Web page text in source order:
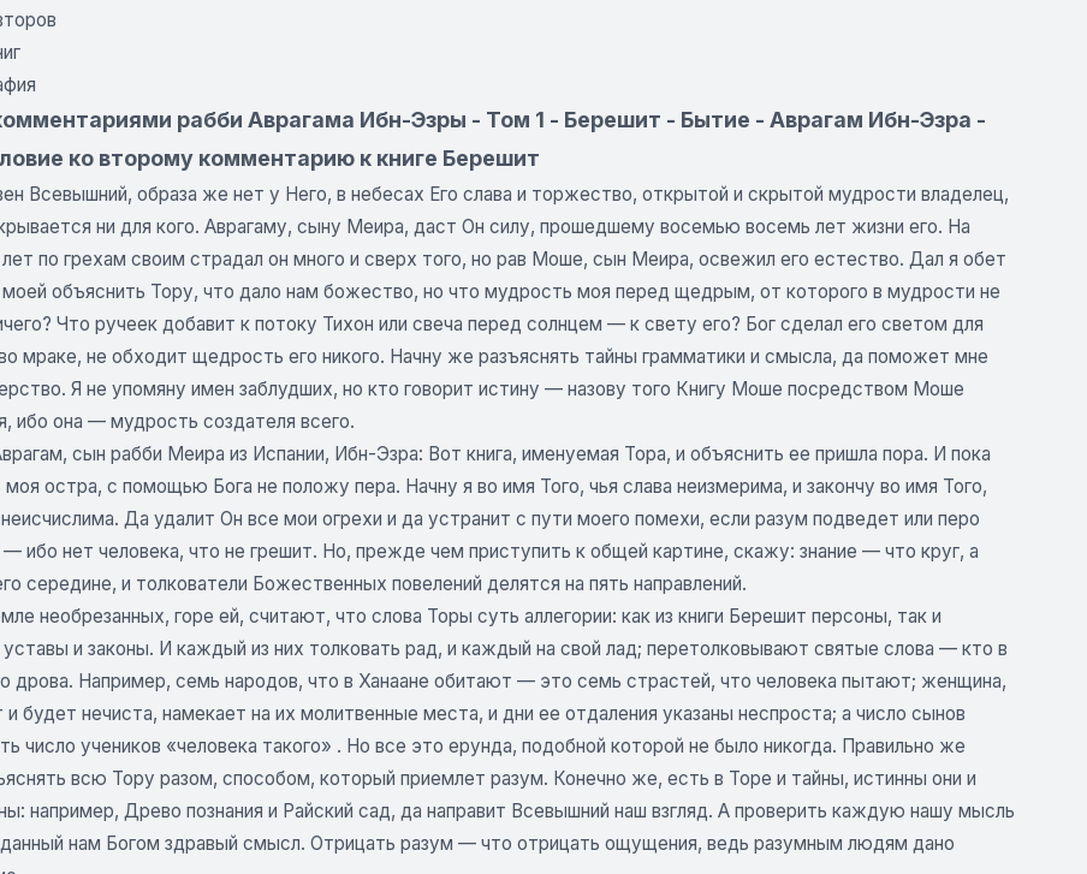
рабби Аврагама Ибн-Эзры - Том 1 - Берешит - Бытие - Аврагам Ибн-Эзра -
ко второму комментарию к книге Берешит
Всевышний, образа же нет у Него, в небесах Его слава и торжество, открытой и скрытой мудрости владелец,
ни для кого. Аврагаму, сыну Меира, даст Он силу, прошедшему восемью восемь лет жизни его. На
по грехам своим страдал он много и сверх того, но рав Моше, сын Меира, освежил его естество. Дал я обет
моей объяснить Тору, что дало нам божество, но что мудрость моя перед щедрым, от которого в мудрости не
Что ручеек добавит к потоку Тихон или свеча перед солнцем — к свету его? Бог сделал его светом для
мраке, не обходит щедрость его никого. Начну же разъяснять тайны грамматики и смысла, да поможет мне
Я не упомяну имен заблудших, но кто говорит истину — назову того Книгу Моше посредством Моше
ибо она — мудрость создателя всего.
сын рабби Меира из Испании, Ибн-Эзра: Вот книга, именуемая Тора, и объяснить ее пришла пора. И пока
остра, с помощью Бога не положу пера. Начну я во имя Того, чья слава неизмерима, и закончу во имя Того,
Да удалит Он все мои огрехи и да устранит с пути моего помехи, если разум подведет или перо
ибо нет человека, что не грешит. Но, прежде чем приступить к общей картине, скажу: знание — что круг, а
середине, и толкователи Божественных повелений делятся на пять направлений.
необрезанных, горе ей, считают, что слова Торы суть аллегории: как из книги Берешит персоны, так и
уставы и законы. И каждый из них толковать рад, и каждый на свой лад; перетолковывают святые слова — кто в
дрова. Например, семь народов, что в Ханаане обитают — это семь страстей, что человека пытают; женщина,
и будет нечиста, намекает на их молитвенные места, и дни ее отдаления указаны неспроста; а число сынов
число учеников «человека такого» . Но все это ерунда, подобной которой не было никогда. Правильно же
всю Тору разом, способом, который приемлет разум. Конечно же, есть в Торе и тайны, истинны они и
например, Древо познания и Райский сад, да направит Всевышний наш взгляд. А проверить каждую нашу мысль
нам Богом здравый смысл. Отрицать разум — что отрицать ощущения, ведь разумным людям дано